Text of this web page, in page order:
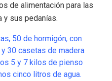
de alimentación para las
y sus pedanías.
50 de hormigón, con
30 casetas de madera
5 y 7 kilos de pienso
cinco litros de agua.